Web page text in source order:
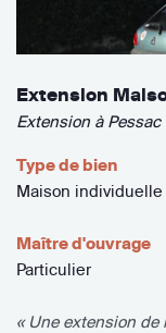
Extension
Extension à Pessac
Type de bien
Maison individuelle
Maître d'ouvrage
Particulier
« Une extension de